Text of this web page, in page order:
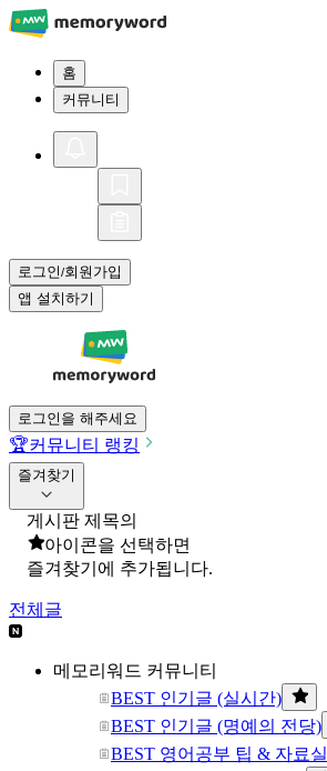
홈
커뮤니티
로그인/회원가입
앱 설치하기
로그인을 해주세요
🏆커뮤니티 랭킹
즐겨찾기
게시판 제목의
아이콘을 선택하면
즐겨찾기에 추가됩니다.
전체글
메모리워드 커뮤니티
BEST 인기글 (실시간)
BEST 인기글 (명예의 전당)
BEST 영어공부 팁 & 자료실